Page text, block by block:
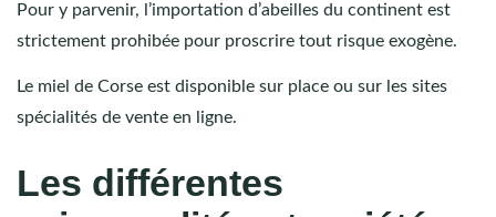
Pour y parvenir, l’importation d’abeilles du continent est
strictement prohibée pour proscrire tout risque exogène.
Le miel de Corse est disponible sur place ou sur les sites
spécialités de vente en ligne.
Les différentes